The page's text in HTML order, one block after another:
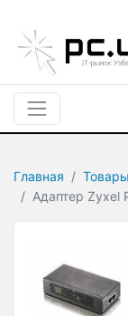
Главная Товары
Адаптер Zyxel